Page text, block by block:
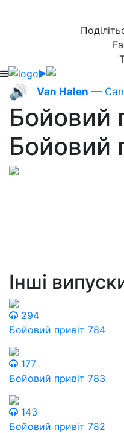
🔊 Van Halen —
Бойовий
Бойовий
Інші
294
Бойовий привіт 784
177
Бойовий привіт 783
143
Бойовий привіт 782